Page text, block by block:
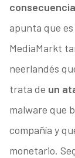
apunta que
MediaMarkt
neerlandés
trata de un
malware que
compañía y
monetario.